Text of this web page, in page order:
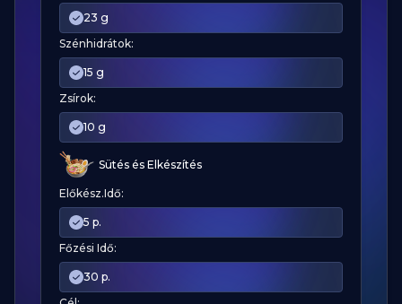
23 g
Szénhidrátok:
15 g
Zsírok:
10 g
Sütés és Elkészítés
Előkész.Idő:
5 p.
Főzési Idő:
30 p.